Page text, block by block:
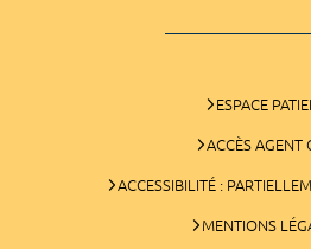
ESPACE
ACCÈS AGENT
ACCESSIBILITÉ :
MENTIONS